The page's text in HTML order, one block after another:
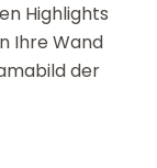
Highlights
Ihre Wand
der